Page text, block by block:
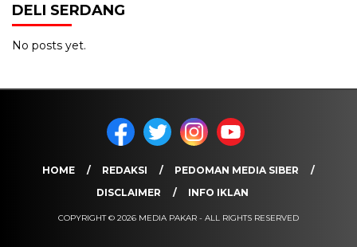
DELI SERDANG
No posts yet.
HOME REDAKSI
PEDOMAN MEDIA SIBER
DISCLAIMER
INFO IKLAN
COPYRIGHT © 2026 MEDIA PAKAR - ALL RIGHTS RESERVED